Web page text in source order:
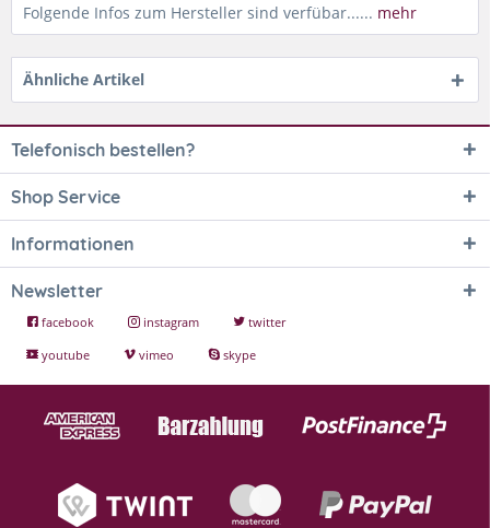
Folgende Infos zum Hersteller sind verfübar...... mehr
Ähnliche Artikel
Telefonisch bestellen?
Shop Service
Informationen
Newsletter
facebook instagram
twitter
youtube
vimeo skype